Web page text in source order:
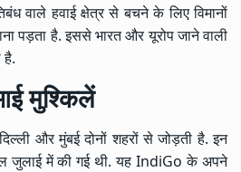
वाले हवाई क्षेत्र से बचने के लिए विमानों
पड़ता है. इससे भारत और यूरोप जाने वाली
है.
मुश्किलें
और मुंबई दोनों शहरों से जोड़ती है. इन
जुलाई में की गई थी. यह IndiGo के अपने